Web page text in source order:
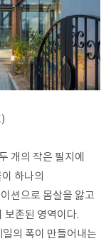
개의 작은 필지에
하나의
션으로 몸살을 앓고
보존된 영역이다.
의 폭이 만들어내는